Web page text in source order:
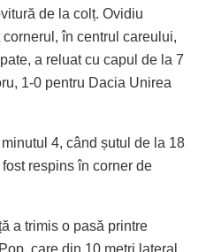
de la colț. Ovidiu
în centrul careului,
a reluat cu capul de la 7
1-0 pentru Dacia Unirea
4, când șutul de la 18
respins în corner de
a trimis o pasă printre